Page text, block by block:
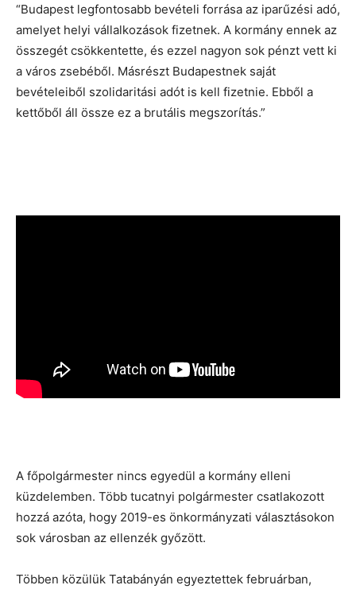
“Budapest legfontosabb bevételi forrása az iparűzési adó,
amelyet helyi vállalkozások fizetnek. A kormány ennek az
összegét csökkentette, és ezzel nagyon sok pénzt vett ki
a város zsebéből. Másrészt Budapestnek saját
bevételeiből szolidaritási adót is kell fizetnie. Ebből a
kettőből áll össze ez a brutális megszorítás.”
A főpolgármester nincs egyedül a kormány elleni
küzdelemben. Több tucatnyi polgármester csatlakozott
hozzá azóta, hogy 2019-es önkormányzati választásokon
sok városban az ellenzék győzött.
Többen közülük Tatabányán egyeztettek februárban,